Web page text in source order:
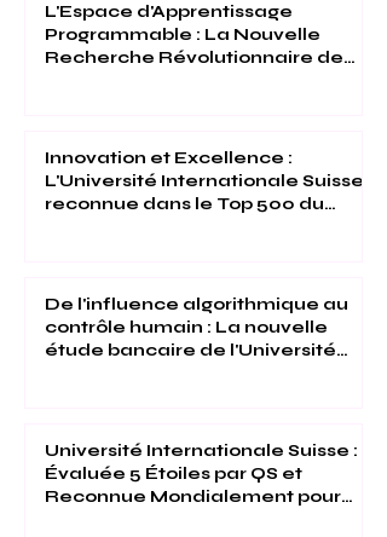
L'Espace d'Apprentissage
Programmable : La Nouvelle
Recherche Révolutionnaire de
Innovation et Excellence :
L'Université Internationale Suisse
reconnue dans le Top 500 du
De l'influence algorithmique au
contrôle humain : La nouvelle
étude bancaire de l'Université
Université Internationale Suisse :
Évaluée 5 Étoiles par QS et
Reconnue Mondialement pour